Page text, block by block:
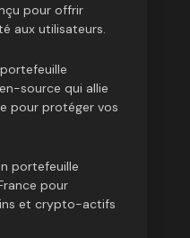
pour offrir
aux utilisateurs.
source qui allie
pour protéger vos
portefeuille
pour
et crypto-actifs